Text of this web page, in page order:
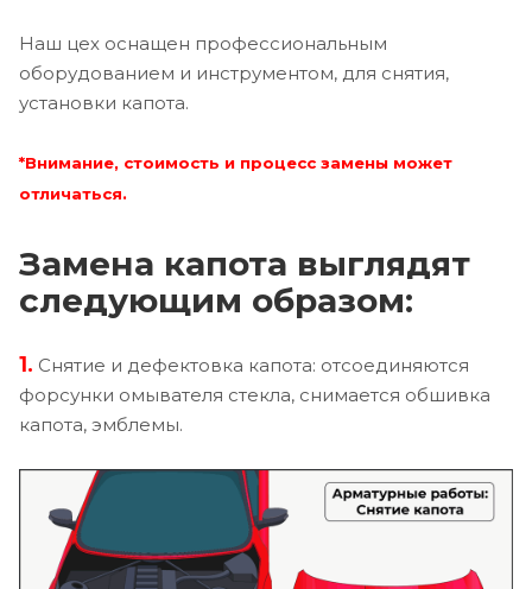
Наш цех оснащен профессиональным
оборудованием и инструментом, для снятия,
установки капота.
*Внимание, стоимость и процесс замены может
отличаться.
Замена капота выглядят
следующим образом:
1. Снятие и дефектовка капота: отсоединяются
форсунки омывателя стекла, снимается обшивка
капота, эмблемы.